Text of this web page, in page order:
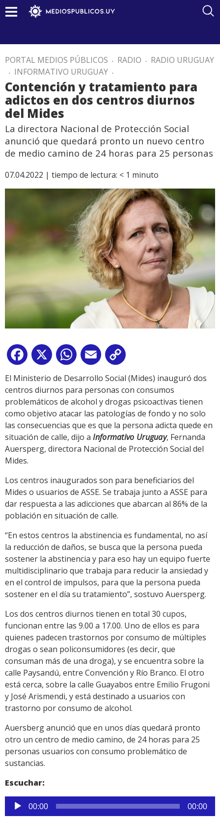
PORTAL MEDIOS PÚBLICOS . RADIO . RADIO URUGUAY
. INFORMATIVO URUGUAY .
Contención y tratamiento para
adictos en dos centros diurnos
del Mides
La directora Nacional de Protección Social
anunció que quedará pronto un nuevo centro
de medio camino de 24 horas para 25 personas
07.04.2022 | tiempo de lectura: < 1 minuto
Facebook
X WhatsApp
Email
Link
El Ministerio de Desarrollo Social (Mides) inauguró dos
centros diurnos para personas con consumos
problemáticos de alcohol y drogas psicoactivas tienen
como objetivo atacar las patologías de fondo y no solo
las consecuencias que es que la persona adicta quede en
situación de calle, dijo a Informativo Uruguay, Fernanda
Auersperg, directora Nacional de Protección Social del
Mides.
Los centros inaugurados son para beneficiarios del
Mides o usuarios de ASSE. Se trabaja junto a ASSE para
dar respuesta a las adicciones que abarcan al 86% de la
población en situación de calle.
“En estos centros la abstinencia es fundamental, no así
la reducción de daños, se busca que la persona pueda
sostener la abstinencia y para eso hay un equipo fuerte
multidisciplinario que trabaja para reducir la ansiedad y
en el control de impulsos, para que la persona pueda
sostener en el día su tratamiento”, sostuvo Auersperg.
Los dos centros diurnos tienen en total 30 cupos,
funcionan entre las 9.00 a 17.00. Uno de ellos es para
quienes padecen trastornos por consumo de múltiples
drogas o sean policonsumidores (es decir, que
consuman más de una droga), y se encuentra sobre la
calle Paysandú, entre Convención y Río Branco. El otro
está cerca, sobre la calle Guayabos entre Emilio Frugoni
y José Arismendi, y está destinado a usuarios con
trastorno por consumo de alcohol.
Auersberg anunció que en unos días quedará pronto
otro un centro de medio camino, de 24 horas para 25
personas usuarios con consumo problemático de
sustancias.
Escuchar:
Reproductor
de
00:00 00:00